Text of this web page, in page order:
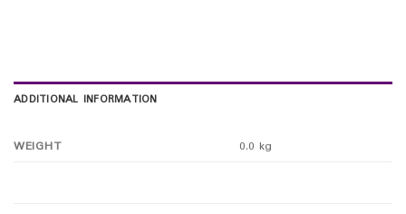
ADDITIONAL INFORMATION
WEIGHT 0.0 kg